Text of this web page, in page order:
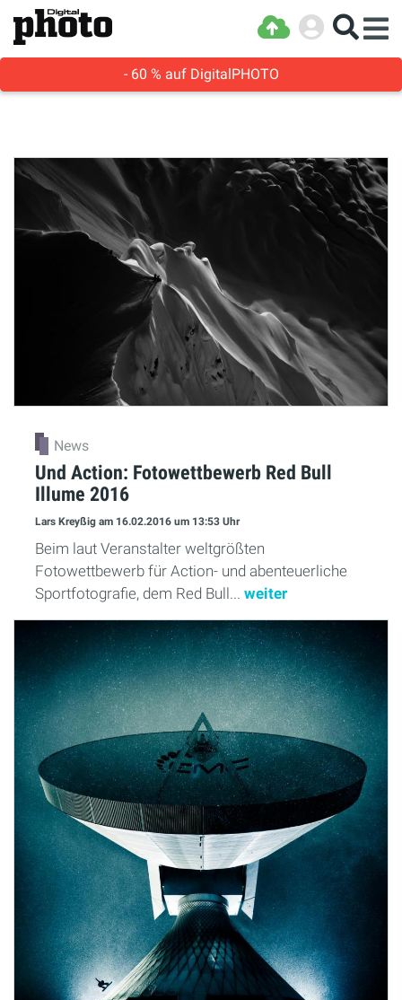
- 60 % auf DigitalPHOTO
News
Und Action: Fotowettbewerb Red Bull
Illume 2016
Lars Kreyßig am 16.02.2016 um 13:53 Uhr
Beim laut Veranstalter weltgrößten
Fotowettbewerb für Action- und abenteuerliche
Sportfotografie, dem Red Bull... weiter